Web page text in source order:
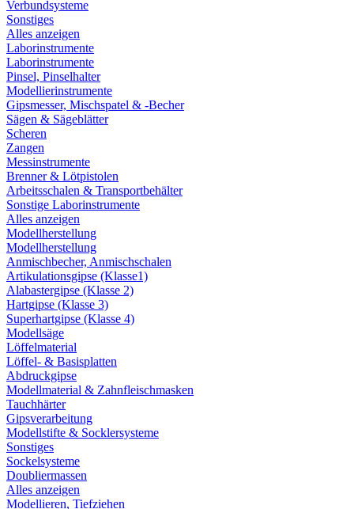
Verbundsysteme
Sonstiges
Alles anzeigen
Laborinstrumente
Laborinstrumente
Pinsel, Pinselhalter
Modellierinstrumente
Gipsmesser, Mischspatel & -Becher
Sägen & Sägeblätter
Scheren
Zangen
Messinstrumente
Brenner & Lötpistolen
Arbeitsschalen & Transportbehälter
Sonstige Laborinstrumente
Alles anzeigen
Modellherstellung
Modellherstellung
Anmischbecher, Anmischschalen
Artikulationsgipse (Klasse1)
Alabastergipse (Klasse 2)
Hartgipse (Klasse 3)
Superhartgipse (Klasse 4)
Modellsäge
Löffelmaterial
Löffel- & Basisplatten
Abdruckgipse
Modellmaterial & Zahnfleischmasken
Tauchhärter
Gipsverarbeitung
Modellstifte & Socklersysteme
Sonstiges
Sockelsysteme
Doubliermassen
Alles anzeigen
Modellieren, Tiefziehen